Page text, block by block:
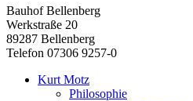
Bauhof Bellenberg
Werkstraße 20
89287 Bellenberg
Telefon 07306 9257-0
Kurt Motz
Philosophie